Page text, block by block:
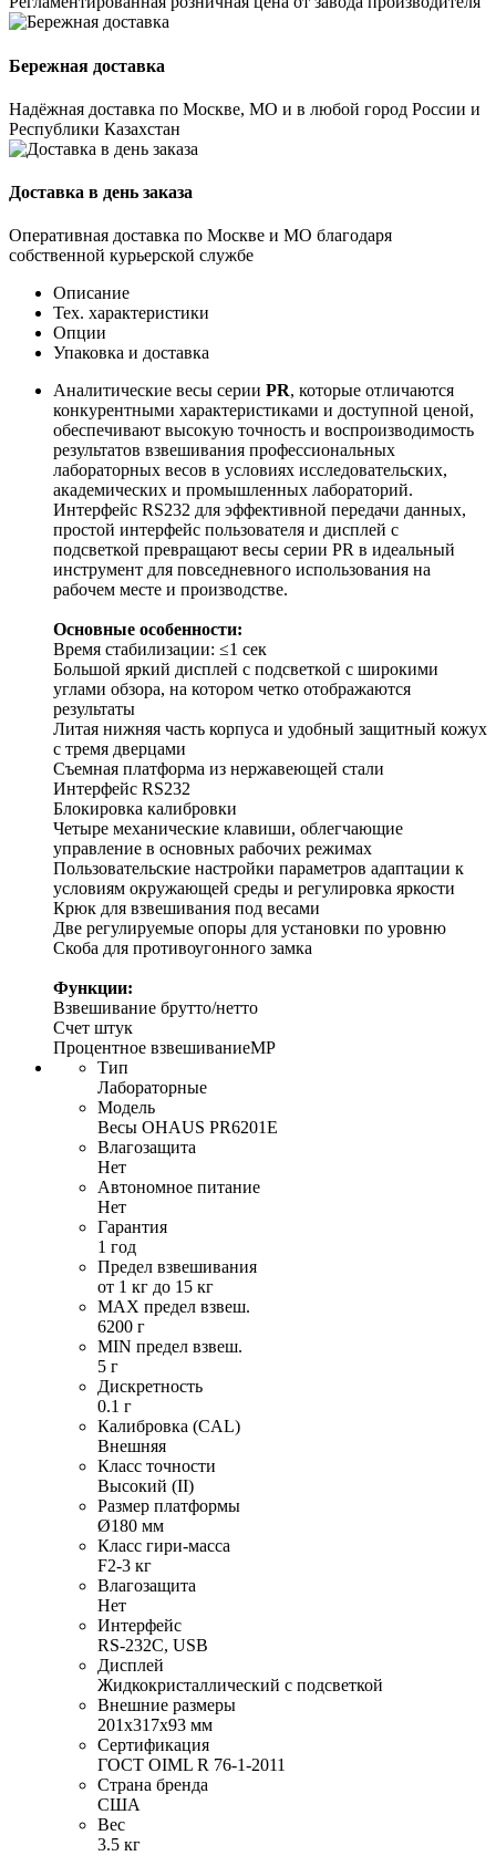
Бережная доставка
Надёжная доставка по Москве, МО и в любой город России и
Республики Казахстан
Доставка в день заказа
Оперативная доставка по Москве и МО благодаря
собственной курьерской службе
Описание
Тех. характеристики
Опции
Упаковка и доставка
Аналитические весы серии PR, которые отличаются
конкурентными характеристиками и доступной ценой,
обеспечивают высокую точность и воспроизводимость
результатов взвешивания профессиональных
лабораторных весов в условиях исследовательских,
академических и промышленных лабораторий.
Интерфейс RS232 для эффективной передачи данных,
простой интерфейс пользователя и дисплей с
подсветкой превращают весы серии PR в идеальный
инструмент для повседневного использования на
рабочем месте и производстве.
Основные особенности:
Время стабилизации: ≤1 сек
Большой яркий дисплей с подсветкой с широкими
углами обзора, на котором четко отображаются
результаты
Литая нижняя часть корпуса и удобный защитный кожух
с тремя дверцами
Съемная платформа из нержавеющей стали
Интерфейс RS232
Блокировка калибровки
Четыре механические клавиши, облегчающие
управление в основных рабочих режимах
Пользовательские настройки параметров адаптации к
условиям окружающей среды и регулировка яркости
Крюк для взвешивания под весами
Две регулируемые опоры для установки по уровню
Скоба для противоугонного замка
​Функции:
Взвешивание брутто/нетто
Счет штук
Процентное взвешиваниеMP
Тип
Лабораторные
Модель
Весы OHAUS PR6201E
Влагозащита
Нет
Автономное питание
Нет
Гарантия
1 год
Предел взвешивания
от 1 кг до 15 кг
MAX предел взвеш.
6200 г
MIN предел взвеш.
5 г
Дискретность
0.1 г
Калибровка (CAL)
Внешняя
Класс точности
Высокий (II)
Размер платформы
Ø180 мм
Класс гири-масса
F2-3 кг
Влагозащита
Нет
Интерфейс
RS-232C, USB
Дисплей
Жидкокристаллический с подсветкой
Внешние размеры
201х317х93 мм
Сертификация
ГОСТ OIML R 76-1-2011
Страна бренда
США
Вес
3.5 кг